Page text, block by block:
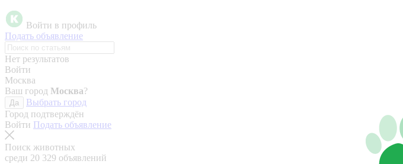
Войти в профиль
Подать объявление
Нет результатов
Войти
Москва
Ваш город Москва?
Да
Выбрать город
Город подтверждён
Войти Подать объявление
Поиск животных
среди 20 329 объявлений